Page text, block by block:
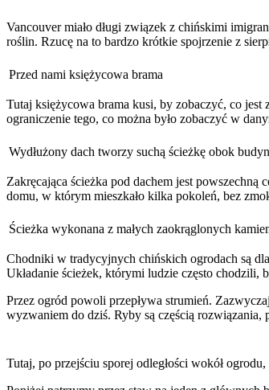
Vancouver miało długi związek z chińskimi
roślin. Rzucę na to bardzo krótkie spojrzenie z
Przed nami księżycowa brama
Tutaj księżycowa brama kusi, by zobaczyć, co
ograniczenie tego, co można było zobaczyć w
Wydłużony dach tworzy suchą ścieżkę obok
Zakręcająca ścieżka pod dachem jest
domu, w którym mieszkało kilka pokoleń, bez
Ścieżka wykonana z małych zaokrąglonych
Chodniki w tradycyjnych chińskich ogrodach są
Układanie ścieżek, którymi ludzie często chodzili,
Przez ogród powoli przepływa strumień.
wyzwaniem do dziś. Ryby są częścią
Tutaj, po przejściu sporej odległości wokół